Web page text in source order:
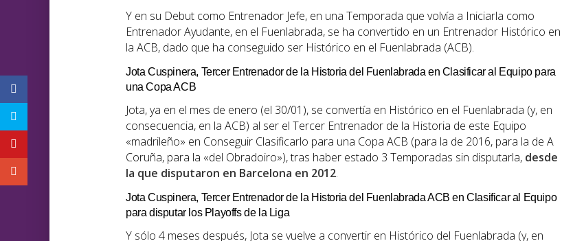
Y en su Debut como Entrenador Jefe, en una Temporada que volvía a Iniciarla como
Entrenador Ayudante, en el Fuenlabrada, se ha convertido en un Entrenador Histórico en
la ACB, dado que ha conseguido ser Histórico en el Fuenlabrada (ACB).
Jota Cuspinera, Tercer Entrenador de la Historia del Fuenlabrada en Clasificar al Equipo para
una Copa ACB
Jota, ya en el mes de enero (el 30/01), se convertía en Histórico en el Fuenlabrada (y, en
consecuencia, en la ACB) al ser el Tercer Entrenador de la Historia de este Equipo
«madrileño» en Conseguir Clasificarlo para una Copa ACB (para la de 2016, para la de A
Coruña, para la «del Obradoiro»), tras haber estado 3 Temporadas sin disputarla, desde
la que disputaron en Barcelona en 2012.
Jota Cuspinera, Tercer Entrenador de la Historia del Fuenlabrada ACB en Clasificar al Equipo
para disputar los Playoffs de la Liga
Y sólo 4 meses después, Jota se vuelve a convertir en Histórico del Fuenlabrada (y, en